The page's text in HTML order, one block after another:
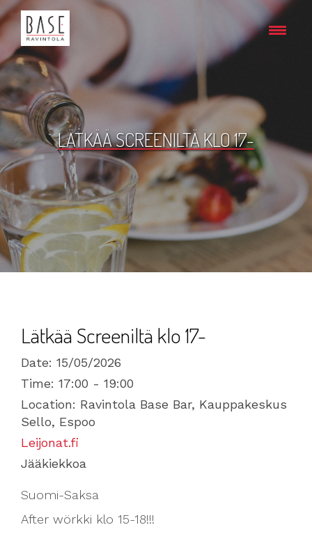
LÄTKÄÄ SCREENILTÄ KLO 17-
Lätkää Screeniltä klo 17-
Date: 15/05/2026
Time: 17:00 - 19:00
Location: Ravintola Base Bar, Kauppakeskus
Sello, Espoo
Leijonat.fi
Jääkiekkoa
Suomi-Saksa
After wörkki klo 15-18!!!